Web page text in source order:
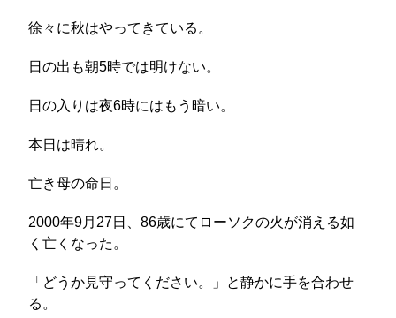
徐々に秋はやってきている。
日の出も朝5時では明けない。
日の入りは夜6時にはもう暗い。
本日は晴れ。
亡き母の命日。
2000年9月27日、86歳にてローソクの火が消える如
く亡くなった。
「どうか見守ってください。」と静かに手を合わせ
る。